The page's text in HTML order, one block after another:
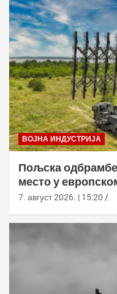
ВОЈНА ИНДУСТРИЈА
Пољска
место у
7. август 2026. | 15:20